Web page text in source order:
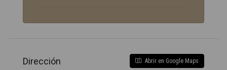
Dirección Abrir en Google Maps